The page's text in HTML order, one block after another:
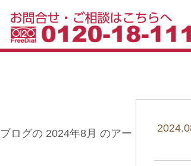
ブログの 2024年8月 のアー